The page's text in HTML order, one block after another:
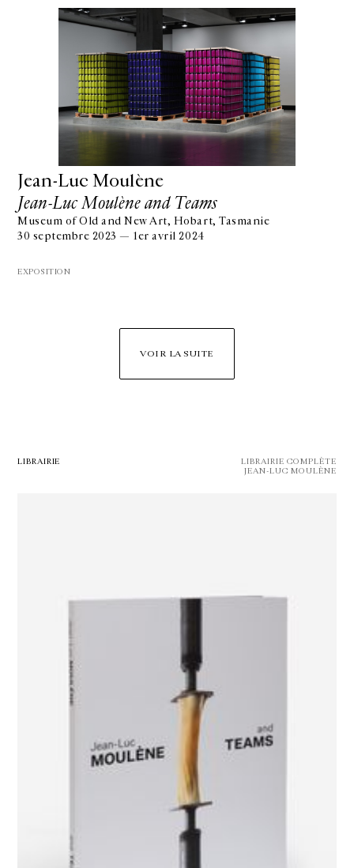
Jean-Luc Moulène
Jean-Luc Moulène and Teams
Museum of Old and New Art, Hobart, Tasmanie
30 septembre 2023 — 1er avril 2024
EXPOSITION
VOIR LA SUITE
LIBRAIRIE
LIBRAIRIE COMPLÈTE
JEAN-LUC MOULÈNE